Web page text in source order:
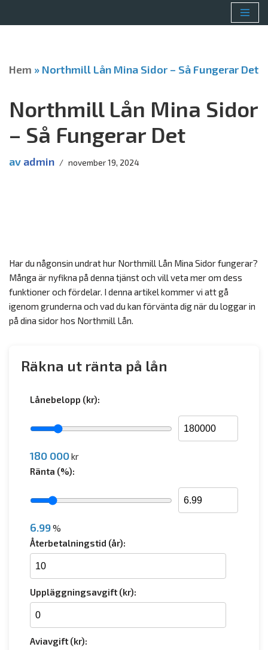
Hem » Northmill Lån Mina Sidor – Så Fungerar Det
Northmill Lån Mina Sidor
– Så Fungerar Det
av admin november 19, 2024
Har du någonsin undrat hur Northmill Lån Mina Sidor fungerar?
Många är nyfikna på denna tjänst och vill veta mer om dess
funktioner och fördelar. I denna artikel kommer vi att gå
igenom grunderna och vad du kan förvänta dig när du loggar in
på dina sidor hos Northmill Lån.
Räkna ut ränta på lån
Lånebelopp (kr):
180 000kr
Ränta (%):
6.99%
Återbetalningstid (år):
Uppläggningsavgift (kr):
Aviavgift (kr):